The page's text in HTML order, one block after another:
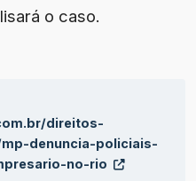
o caso.
direitos-
denuncia-policiais-
no-rio